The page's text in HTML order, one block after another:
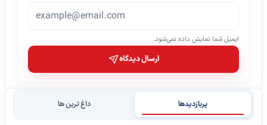
ایمیل شما نمایش داده نمی‌شود.
ارسال دیدگاه
پربازدیدها داغ ترین ها